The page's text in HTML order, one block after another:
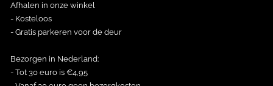
Afhalen in onze winkel
- Kosteloos
- Gratis parkeren voor de deur
Bezorgen in Nederland:
- Tot 30 euro is €4,95